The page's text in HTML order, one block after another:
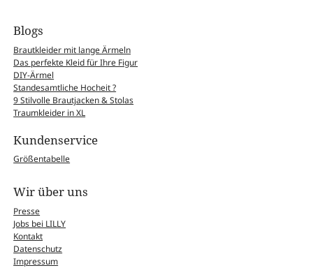
Blogs
Brautkleider mit lange Ärmeln
Das perfekte Kleid für Ihre Figur
DIY-Ärmel
Standesamtliche Hocheit ?
9 Stilvolle Brautjacken & Stolas
Traumkleider in XL
Kundenservice
Größentabelle
Wir über uns
Presse
Jobs bei LILLY
Kontakt
Datenschutz
Impressum